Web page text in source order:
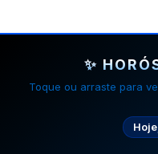
✨
Toque ou arraste para